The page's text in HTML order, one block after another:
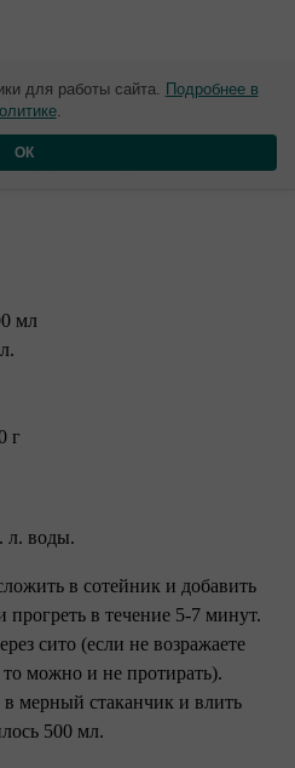
десерт
мл
г
л. воды.
в сотейник и добавить
прогреть в течение 5-7 минут.
сито (если не возражаете
можно и не протирать).
мерный стаканчик и влить
500 мл.
для работы сайта. Подробнее в
.
ОК